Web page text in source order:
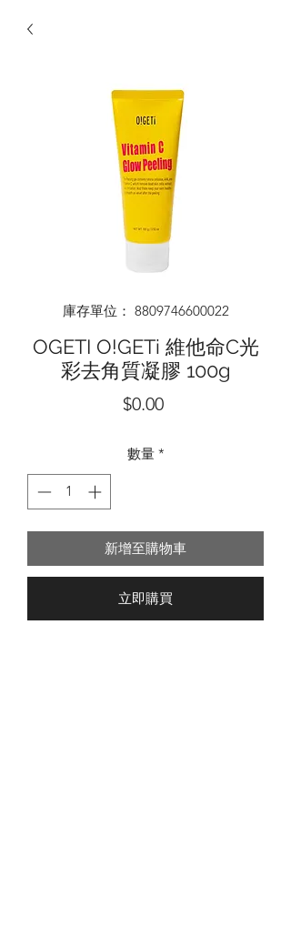
庫存單位： 8809746600022
OGETI O!GETi 維他命C光
彩去角質凝膠 100g
$0.00價
數量 *
新增至購物車
立即購買